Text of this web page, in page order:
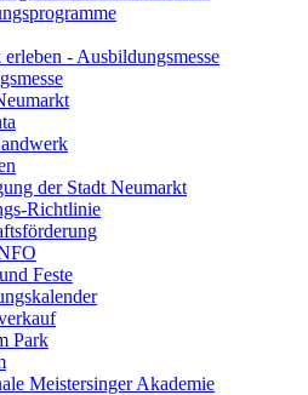
- Ausbildungsmesse
der Stadt Neumarkt
Richtlinie
Feste
Park
Meistersinger Akademie